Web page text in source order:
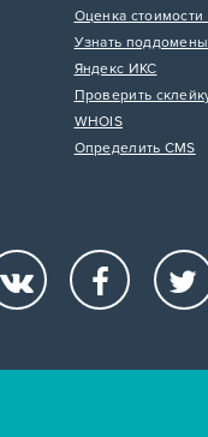
Оценка стоимости
Узнать поддомены
Яндекс ИКС
Проверить
WHOIS
Определить CMS